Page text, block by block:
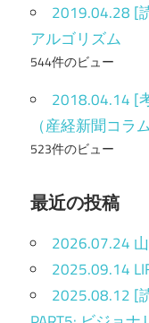
2019.04.28 [
アルゴリズム
544件のビュー
2018.04.14 [
（産経新聞コラム
523件のビュー
最近の投稿
2026.07.24
2025.09.14
2025.08.12 [